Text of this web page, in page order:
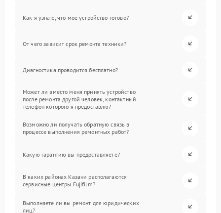
Как я узнаю, что мое устройство готово?
От чего зависит срок ремонта техники?
Диагностика проводится бесплатно?
Может ли вместо меня принять устройство
после ремонта другой человек, контактный
телефон которого я предоставлю?
Возможно ли получать обратную связь в
процессе выполнения ремонтных работ?
Какую гарантию вы предоставляете?
В каких районах Казани располагаются
сервисные центры Fujifilm?
Выполняете ли вы ремонт для юридических
лиц?